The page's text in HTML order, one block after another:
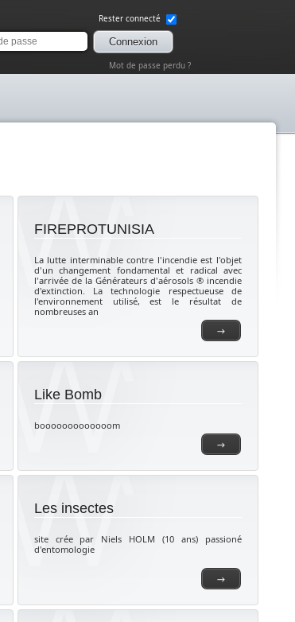
Rester connecté
Connexion
Mot de passe perdu ?
→
FIREPROTUNISIA
La lutte interminable contre l'incendie est l'objet
d'un changement fondamental et radical avec
l'arrivée de la Générateurs d'aérosols ® incendie
d'extinction. La technologie respectueuse de
l'environnement utilisé, est le résultat de
nombreuses an
→
Like Bomb
booooooooooooom
→
Les insectes
site crée par Niels HOLM (10 ans) passioné
d'entomologie